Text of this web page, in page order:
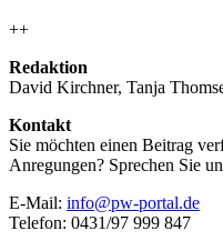
++
Redaktion
David Kirchner, Tanja
Kontakt
Sie möchten einen Beitrag
Anregungen? Sprechen Sie
E-Mail: info@pw-portal.de
Telefon: 0431/97 999 847